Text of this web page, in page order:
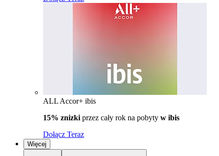
ALL Accor+ ibis
15% znizki przez cały rok na pobyty w ibis
Dołącz Teraz
Więcej